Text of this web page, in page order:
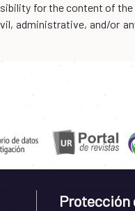
for the content of
administrative, and/or
Protección